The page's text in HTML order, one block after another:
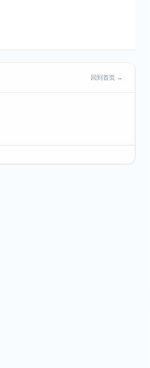
回到首页 →